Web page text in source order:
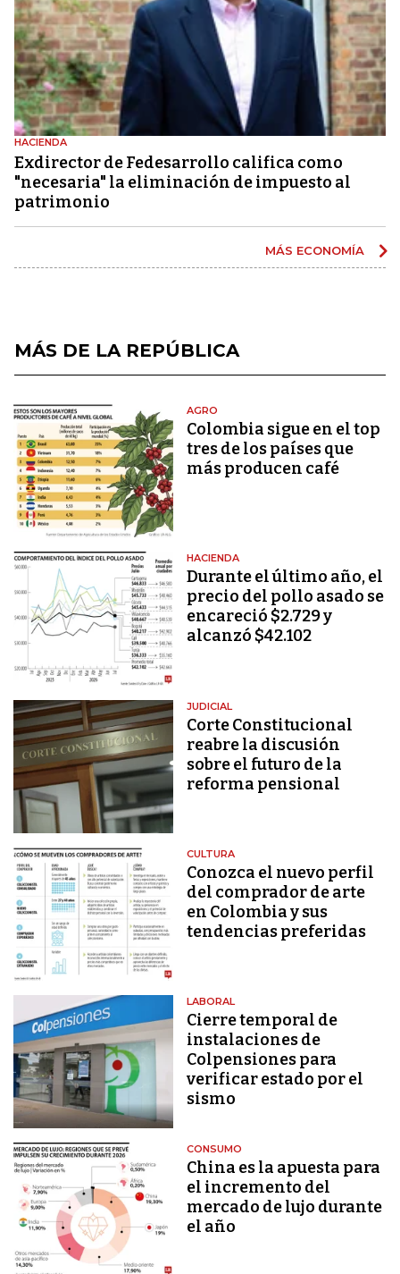
HACIENDA
Exdirector de Fedesarrollo califica como
"necesaria" la eliminación de impuesto al
patrimonio
MÁS ECONOMÍA
MÁS DE LA REPÚBLICA
AGRO
Colombia sigue en el top
tres de los países que
más producen café
HACIENDA
Durante el último año, el
precio del pollo asado se
encareció $2.729 y
alcanzó $42.102
JUDICIAL
Corte Constitucional
reabre la discusión
sobre el futuro de la
reforma pensional
CULTURA
Conozca el nuevo perfil
del comprador de arte
en Colombia y sus
tendencias preferidas
LABORAL
Cierre temporal de
instalaciones de
Colpensiones para
verificar estado por el
sismo
CONSUMO
China es la apuesta para
el incremento del
mercado de lujo durante
el año